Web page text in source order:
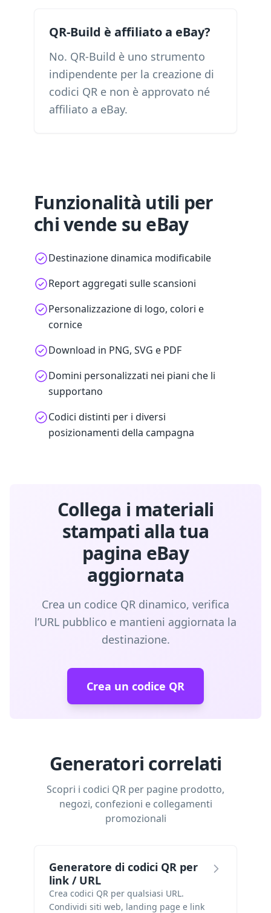
QR-Build è affiliato a eBay?
No. QR-Build è uno strumento
indipendente per la creazione di
codici QR e non è approvato né
affiliato a eBay.
Funzionalità utili per
chi vende su eBay
Destinazione dinamica modificabile
Report aggregati sulle scansioni
Personalizzazione di logo, colori e
cornice
Download in PNG, SVG e PDF
Domini personalizzati nei piani che li
supportano
Codici distinti per i diversi
posizionamenti della campagna
Collega i materiali
stampati alla tua
pagina eBay
aggiornata
Crea un codice QR dinamico, verifica
l’URL pubblico e mantieni aggiornata la
destinazione.
Crea un codice QR
Generatori correlati
Scopri i codici QR per pagine prodotto,
negozi, confezioni e collegamenti
promozionali
Generatore di codici QR per
link / URL
Crea codici QR per qualsiasi URL.
Condividi siti web, landing page e link